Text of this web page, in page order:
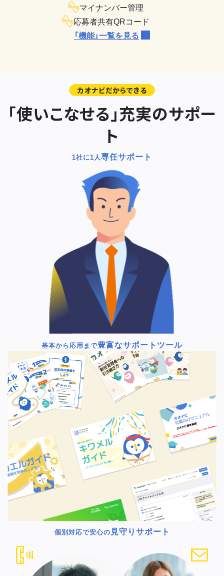
マイナンバー管理
応募者共有QRコード
「機能」一覧を見る
カオナビだからできる
「使いこなせる」充実のサポー
ト
1社に1人専任サポート
基本から応用まで豊富なサポートツール
個別対応で安心の 見守りサポート